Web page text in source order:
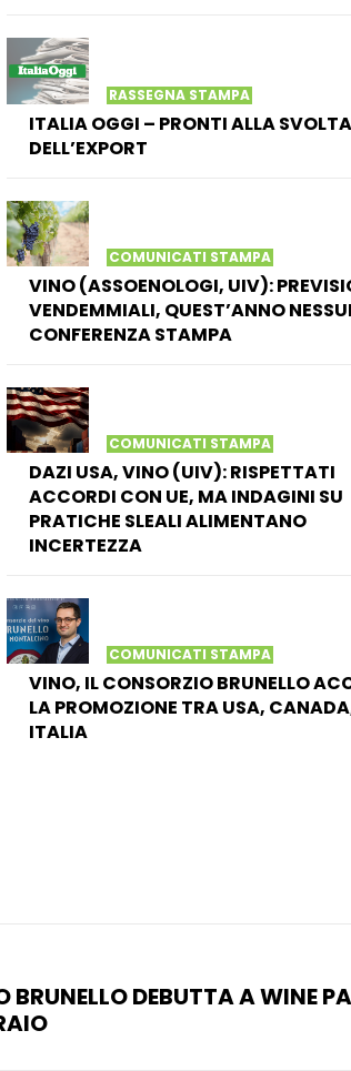
RASSEGNA STAMPA
ITALIA OGGI – PRONTI ALLA SVOLTA
DELL’EXPORT
COMUNICATI STAMPA
VINO (ASSOENOLOGI, UIV):
VENDEMMIALI, QUEST’ANNO
CONFERENZA STAMPA
COMUNICATI STAMPA
DAZI USA, VINO (UIV): RISPETTATI
ACCORDI CON UE, MA INDAGINI SU
PRATICHE SLEALI ALIMENTANO
INCERTEZZA
COMUNICATI STAMPA
VINO, IL CONSORZIO BRUNELLO
LA PROMOZIONE TRA USA,
ITALIA
DEBUTTA A WINE